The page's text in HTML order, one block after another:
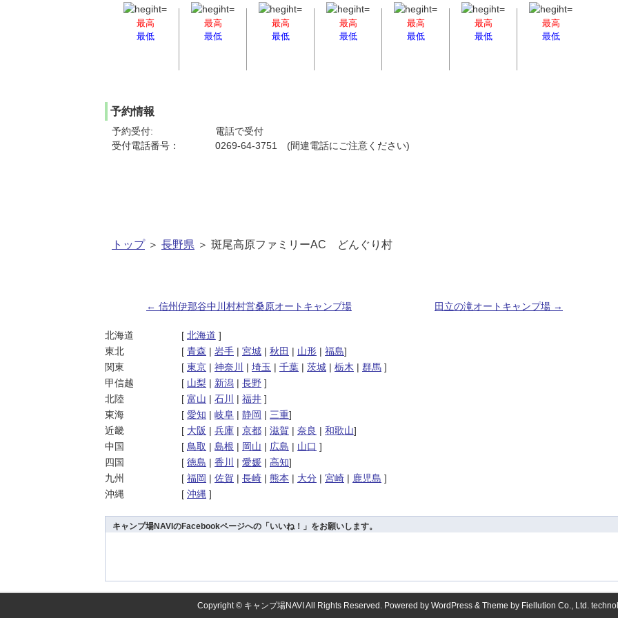
最高
最低
最高
最低
最高
最低
最高
最低
最高
最低
最高
最低
最高
最低
予約情報
予約受付:
電話で受付
受付電話番号：
0269-64-3751 (間違電話にご注意ください)
トップ＞ 長野県 ＞ 斑尾高原ファミリーAC どんぐり村
投稿ナビゲーション
← 信州伊那谷中川村村営桑原オートキャンプ場 田立の滝オートキャンプ場 →
北海道 [ 北海道 ]
東北
[ 青森 | 岩手 | 宮城 | 秋田 | 山形 | 福島]
関東
[ 東京 | 神奈川 | 埼玉 | 千葉 | 茨城 | 栃木 | 群馬 ]
甲信越
[ 山梨 | 新潟 | 長野 ]
北陸
[ 富山 | 石川 | 福井 ]
東海
[ 愛知 | 岐阜 | 静岡 | 三重]
近畿
[ 大阪 | 兵庫 | 京都 | 滋賀 | 奈良 | 和歌山]
中国
[ 鳥取 | 島根 | 岡山 | 広島 | 山口 ]
四国
[ 徳島 | 香川 | 愛媛 | 高知]
九州
[ 福岡 | 佐賀 | 長崎 | 熊本 | 大分 | 宮崎 | 鹿児島 ]
沖縄
[ 沖縄 ]
キャンプ場NAVIのFacebookページへの「いいね！」をお願いします。
Copyright © キャンプ場NAVI All Rights Reserved. Powered by WordPress& Theme by Fiellution Co., Ltd.